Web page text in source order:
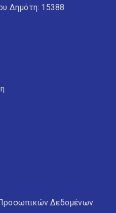
Δημότη: 15388
Δεδομένων